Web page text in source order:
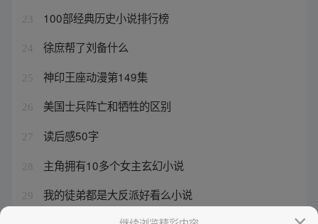
23 100部经典历史小说排行榜
24 徐庶帮了刘备什么
25 神印王座动漫第149集
26 美国士兵阵亡和牺牲的区别
27 读后感50字
28 主角拥有10多个女主玄幻小说
29 我的徒弟都是大反派好看么小说